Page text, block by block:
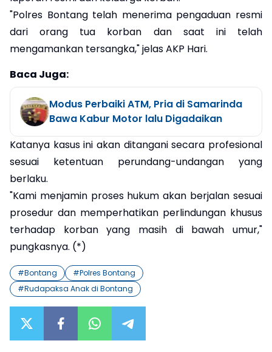
"Polres Bontang telah menerima pengaduan resmi
dari orang tua korban dan saat ini telah
mengamankan tersangka," jelas AKP Hari.
Baca Juga:
Modus Perbaiki ATM, Pria di Samarinda
Bawa Kabur Motor lalu Digadaikan
Katanya kasus ini akan ditangani secara profesional
sesuai ketentuan perundang-undangan yang
berlaku.
"Kami menjamin proses hukum akan berjalan sesuai
prosedur dan memperhatikan perlindungan khusus
terhadap korban yang masih di bawah umur,"
pungkasnya. (*)
#Bontang #Polres Bontang
#Rudapaksa Anak di Bontang